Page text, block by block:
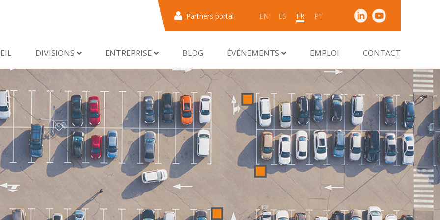
Partners portal EN ES FR PT
DIVISIONS ENTREPRISE BLOG ÉVÉNEMENTS EMPLOI CONTACT